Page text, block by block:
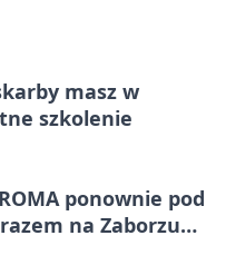
masz w
szkolenie
ponownie pod
na Zaborzu